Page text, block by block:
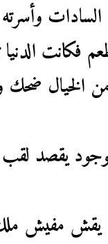
فكانت
ضحك
يقصد
يقش مفيش